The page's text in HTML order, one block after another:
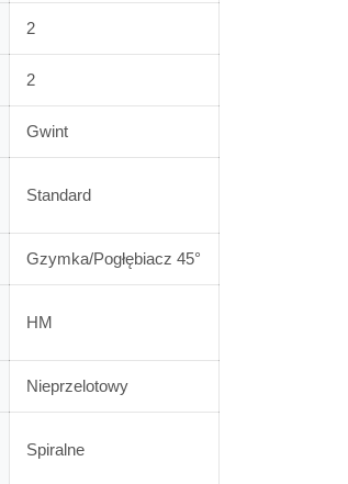
2
2
Gwint
Standard
Gzymka/Pogłębiacz 45°
HM
Nieprzelotowy
Spiralne